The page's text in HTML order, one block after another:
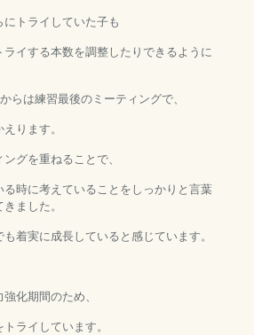
トライしていた子も
イする本数を調整したりできるように
らは練習最後のミーティングで、
ります。
グを重ねることで、
時に考えていることをしっかりと言葉
ました。
着実に成長していると感じています。
化期間のため、
ライしています。